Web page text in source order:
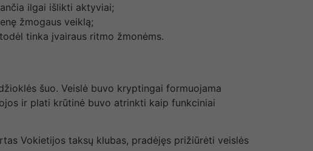
ilgai išlikti aktyviai;
žmogaus veiklą;
tinka įvairaus ritmo žmonėms.
šuo. Veislė buvo kryptingai formuojama
ir plati krūtinė buvo atrinkti kaip funkciniai
Vokietijos taksų klubas, pradėjęs prižiūrėti veislės